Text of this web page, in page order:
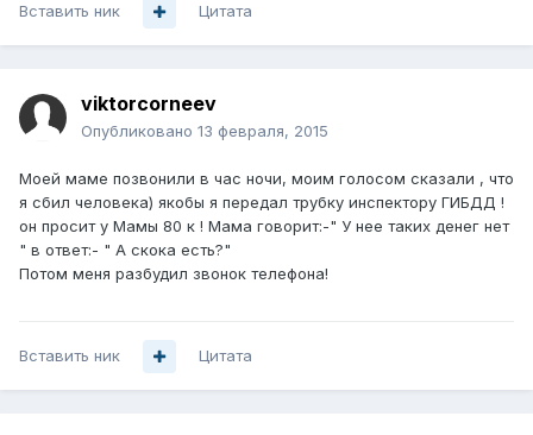
Вставить ник Цитата
viktorcorneev
Опубликовано 13 февраля, 2015
Моей маме позвонили в час ночи, моим голосом сказали , что
я сбил человека) якобы я передал трубку инспектору ГИБДД !
он просит у Мамы 80 к ! Мама говорит:-" У нее таких денег нет
" в ответ:- " А скока есть?"
Потом меня разбудил звонок телефона!
Вставить ник Цитата